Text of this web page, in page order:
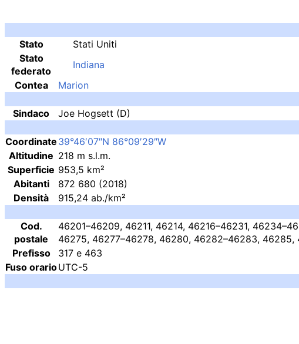
Stato
Stati Uniti
Stato
federato
Indiana
Contea
Marion
Sindaco
Joe Hogsett (D)
Coordinate 39°46′07″N 86°09′29″W
Altitudine 218 m s.l.m.
Superficie 953,5 km²
Abitanti
872 680 (2018)
Densità
915,24 ab./km²
Cod.
postale
46201–46209, 46211, 46214, 46216–46231,
46275, 46277–46278, 46280, 46282–46283,
Prefisso
317 e 463
Fuso orarioUTC-5